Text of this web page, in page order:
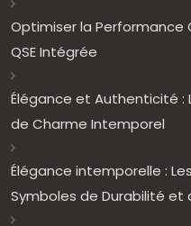
Optimiser la Performance
QSE Intégrée
Élégance et Authenticité :
de Charme Intemporel
Élégance intemporelle :
Symboles de Durabilité et